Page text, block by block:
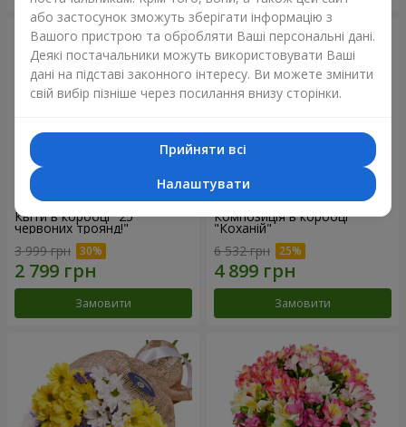
Квіти в коробці "25
червоних троянд!"
3 999 грн
Замовити
Композиція в коробці
"Коханій"
6 532 грн
Замовити
або застосунок зможуть зберігати інформацію з
Вашого пристрою та обробляти Ваші персональні дані.
Деякі постачальники можуть використовувати Ваші
дані на підставі законного інтересу. Ви можете змінити
свій вибір пізніше через посилання внизу сторінки.
Прийняти всі
Налаштувати